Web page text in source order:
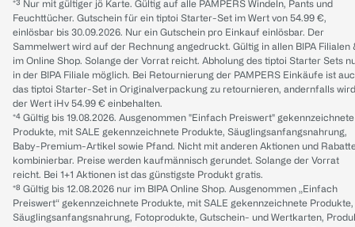
*³ Nur mit gültiger jö Karte. Gültig auf alle PAMPERS Windeln, Pants und
Feuchttücher. Gutschein für ein tiptoi Starter-Set im Wert von 54.99 €,
einlösbar bis 30.09.2026. Nur ein Gutschein pro Einkauf einlösbar. Der
Sammelwert wird auf der Rechnung angedruckt. Gültig in allen BIPA Filialen
im Online Shop. Solange der Vorrat reicht. Abholung des tiptoi Starter Sets
in der BIPA Filiale möglich. Bei Retournierung der PAMPERS Einkäufe ist
das tiptoi Starter-Set in Originalverpackung zu retournieren, andernfalls wird
der Wert iHv 54.99 € einbehalten.
*⁴ Gültig bis 19.08.2026. Ausgenommen "Einfach Preiswert" gekennzeichnete
Produkte, mit SALE gekennzeichnete Produkte, Säuglingsanfangsnahrung,
Baby-Premium-Artikel sowie Pfand. Nicht mit anderen Aktionen und
kombinierbar. Preise werden kaufmännisch gerundet. Solange der Vorrat
reicht. Bei 1+1 Aktionen ist das günstigste Produkt gratis.
*⁸ Gültig bis 12.08.2026 nur im BIPA Online Shop. Ausgenommen „Einfach
Preiswert“ gekennzeichnete Produkte, mit SALE gekennzeichnete Produkte,
Säuglingsanfangsnahrung, Fotoprodukte, Gutschein- und Wertkarten,